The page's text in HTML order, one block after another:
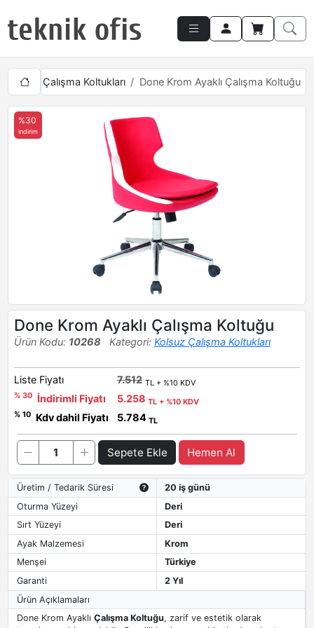
Kolsuz Çalışma Koltukları Done Krom Ayaklı Çalışma Koltuğu
%30
indirim
Done Krom Ayaklı Çalışma Koltuğu
Ürün Kodu: 10268 Kategori: Kolsuz Çalışma Koltukları
Liste Fiyatı 7.512 TL + %10 KDV
% 30
İndirimli Fiyatı 5.258 TL + %10 KDV
% 10
Kdv dahil Fiyatı 5.784 TL
Sepete Ekle Hemen Al
Üretim / Tedarik Süresi
20 iş günü
Oturma Yüzeyi
Deri
Sırt Yüzeyi
Deri
Ayak Malzemesi
Krom
Menşei
Türkiye
Garanti
2 Yıl
Ürün Açıklamaları
Done Krom Ayaklı Çalışma Koltuğu, zarif ve estetik olarak